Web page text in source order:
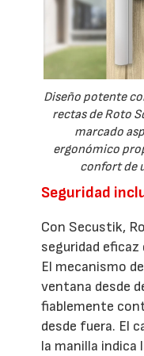
Diseño potente
rectas de Roto
marcado
ergonómico
confort de
Seguridad
Con Secustik,
seguridad
El mecanismo
ventana desde
fiablemente
desde fuera. El
la manilla indica